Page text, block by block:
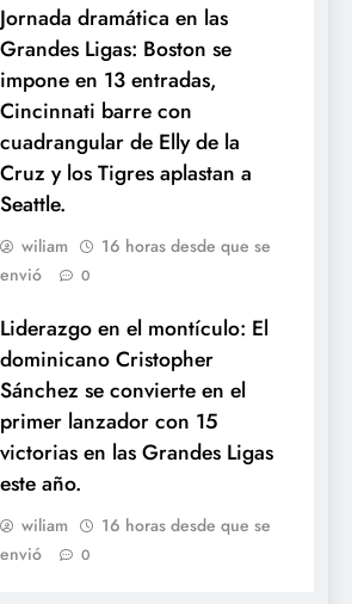
Jornada dramática en las
Grandes Ligas: Boston se
impone en 13 entradas,
Cincinnati barre con
cuadrangular de Elly de la
Cruz y los Tigres aplastan a
Seattle.
wiliam
16 horas desde que se
envió
0
Liderazgo en el montículo: El
dominicano Cristopher
Sánchez se convierte en el
primer lanzador con 15
victorias en las Grandes Ligas
este año.
wiliam
16 horas desde que se
envió
0